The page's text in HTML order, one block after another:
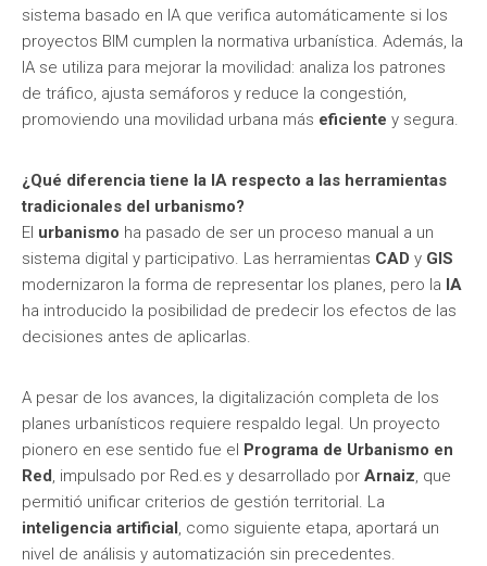
sistema basado en IA que verifica automáticamente si los
proyectos BIM cumplen la normativa urbanística. Además, la
IA se utiliza para mejorar la movilidad: analiza los patrones
de tráfico, ajusta semáforos y reduce la congestión,
promoviendo una movilidad urbana más eficiente y segura.
¿Qué diferencia tiene la IA respecto a las herramientas
tradicionales del urbanismo?
El urbanismo ha pasado de ser un proceso manual a un
sistema digital y participativo. Las herramientas CAD y GIS
modernizaron la forma de representar los planes, pero la IA
ha introducido la posibilidad de predecir los efectos de las
decisiones antes de aplicarlas.
A pesar de los avances, la digitalización completa de los
planes urbanísticos requiere respaldo legal. Un proyecto
pionero en ese sentido fue el Programa de Urbanismo en
Red, impulsado por Red.es y desarrollado por Arnaiz, que
permitió unificar criterios de gestión territorial. La
inteligencia artificial, como siguiente etapa, aportará un
nivel de análisis y automatización sin precedentes.